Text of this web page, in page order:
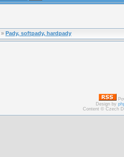
» Pady, softpady, hardpady
Design by
Content © Czech